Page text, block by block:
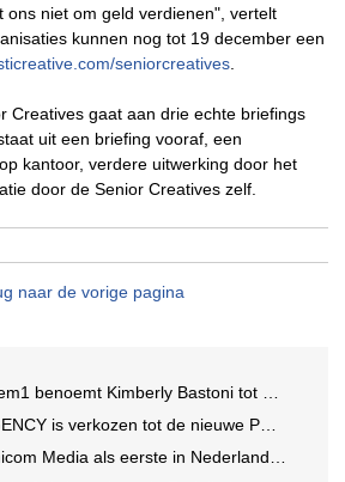
ons niet om geld verdienen", vertelt
kunnen nog tot 19 december een
seniorcreatives
Creatives gaat aan drie echte briefings
uit een briefing vooraf, een
kantoor, verdere uitwerking door het
door de Senior Creatives zelf.
naar de vorige pagina
Kimberly Bastoni tot Gobal Chief Commercial Officer
is verkozen tot de nieuwe PR-partner van KoRo
als eerste in Nederland actief met advertenties in ChatGPT